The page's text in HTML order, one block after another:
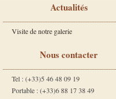
Actualités
Visite de notre galerie
Nous contacter
Tel : (+33)5 46 48 09 19
Portable : (+33)6 88 17 38 49